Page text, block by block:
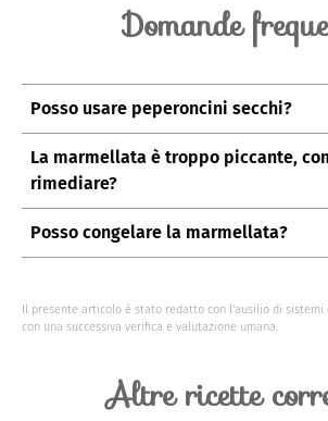
Domande
Posso usare peperoncini secchi?
Sì, ma il sapore sarà meno fresco e
Reidratarli in acqua calda prima
La marmellata è troppo piccante,
rimediare?
Aggiungete più peperoni o un po' di
bilanciare il sapore.
Posso congelare la marmellata?
Il presente articolo è stato redatto con l’ausilio di
con una successiva verifica e valutazione umana.
Altre ricette